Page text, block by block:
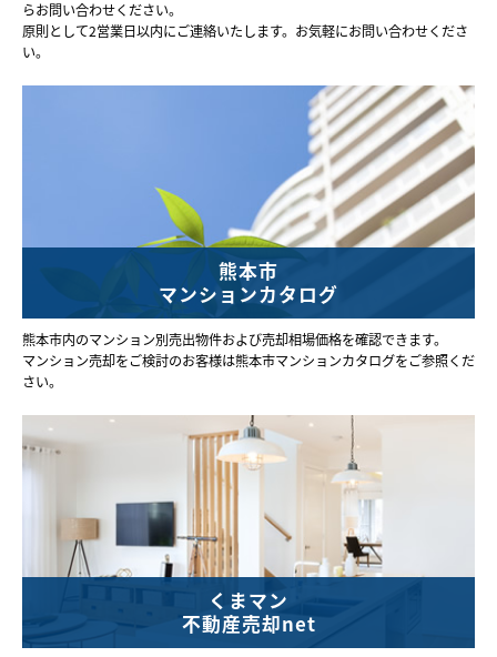
らお問い合わせください。
原則として2営業日以内にご連絡いたします。お気軽にお問い合わせくださ
い。
熊本市
マンションカタログ
熊本市内のマンション別売出物件および売却相場価格を確認できます。
マンション売却をご検討のお客様は熊本市マンションカタログをご参照くだ
さい。
くまマン
不動産売却net